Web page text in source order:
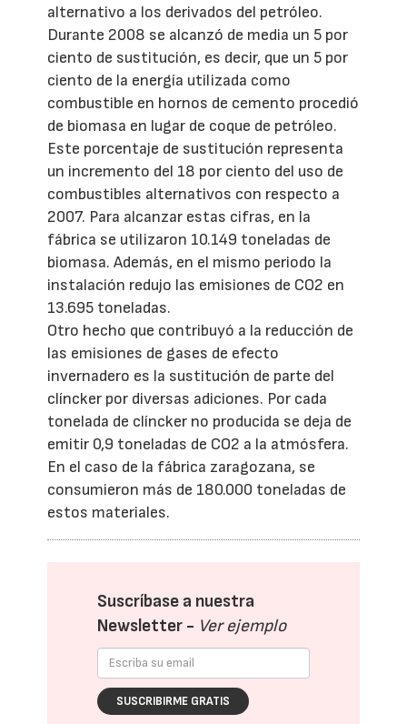
alternativo a los derivados del petróleo.
Durante 2008 se alcanzó de media un 5 por
ciento de sustitución, es decir, que un 5 por
ciento de la energía utilizada como
combustible en hornos de cemento procedió
de biomasa en lugar de coque de petróleo.
Este porcentaje de sustitución representa
un incremento del 18 por ciento del uso de
combustibles alternativos con respecto a
2007. Para alcanzar estas cifras, en la
fábrica se utilizaron 10.149 toneladas de
biomasa. Además, en el mismo periodo la
instalación redujo las emisiones de CO2 en
13.695 toneladas.
Otro hecho que contribuyó a la reducción de
las emisiones de gases de efecto
invernadero es la sustitución de parte del
clíncker por diversas adiciones. Por cada
tonelada de clíncker no producida se deja de
emitir 0,9 toneladas de CO2 a la atmósfera.
En el caso de la fábrica zaragozana, se
consumieron más de 180.000 toneladas de
estos materiales.
Suscríbase a nuestra
Newsletter - Ver ejemplo
SUSCRIBIRME GRATIS